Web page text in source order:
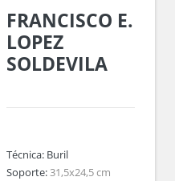
FRANCISCO E.
LOPEZ
SOLDEVILA
Técnica: Buril
Soporte:31,5x24,5 cm